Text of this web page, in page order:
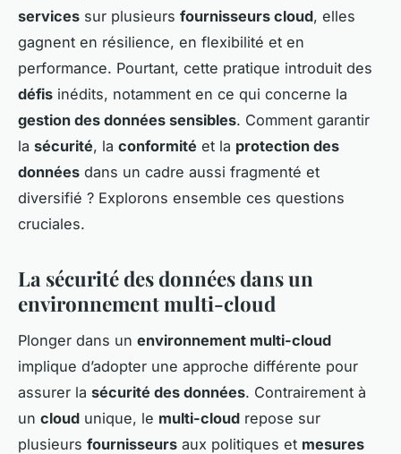
services sur plusieurs fournisseurs cloud, elles
gagnent en résilience, en flexibilité et en
performance. Pourtant, cette pratique introduit des
défis inédits, notamment en ce qui concerne la
gestion des données sensibles. Comment garantir
la sécurité, la conformité et la protection des
données dans un cadre aussi fragmenté et
diversifié ? Explorons ensemble ces questions
cruciales.
La sécurité des données dans un
environnement multi-cloud
Plonger dans un environnement multi-cloud
implique d’adopter une approche différente pour
assurer la sécurité des données. Contrairement à
un cloud unique, le multi-cloud repose sur
plusieurs fournisseurs aux politiques et mesures